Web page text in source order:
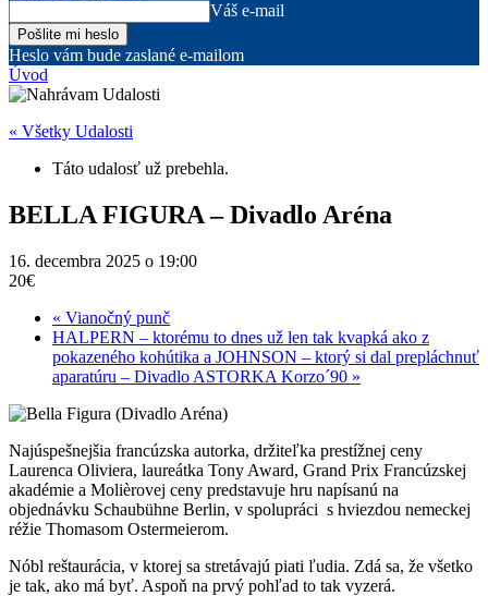
Váš e-mail
Heslo vám bude zaslané e-mailom
Úvod
« Všetky Udalosti
Táto udalosť už prebehla.
BELLA FIGURA – Divadlo Aréna
16. decembra 2025 o 19:00
20€
« Vianočný punč
HALPERN – ktorému to dnes už len tak kvapká ako z
pokazeného kohútika a JOHNSON – ktorý si dal prepláchnuť
aparatúru – Divadlo ASTORKA Korzo´90 »
Najúspešnejšia francúzska autorka, držiteľka prestížnej ceny
Laurenca Oliviera, laureátka Tony Award, Grand Prix Francúzskej
akadémie a Molièrovej ceny predstavuje hru napísanú na
objednávku Schaubühne Berlin, v spolupráci s hviezdou nemeckej
réžie Thomasom Ostermeierom.
Nóbl reštaurácia, v ktorej sa stretávajú piati ľudia. Zdá sa, že všetko
je tak, ako má byť. Aspoň na prvý pohľad to tak vyzerá.